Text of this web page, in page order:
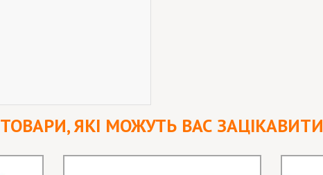
ТОВАРИ, ЯКІ МОЖУТЬ ВАС ЗАЦІКАВИТИ